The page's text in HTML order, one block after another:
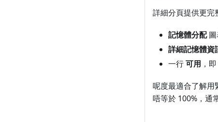
詳細分頁提供更完
記憶體分配圖
詳細記憶體資
一行可用 ，即
呢度最適合了解用
唔等於 100%，通